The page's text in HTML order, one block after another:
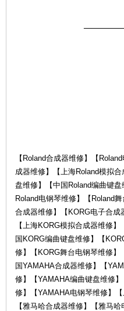
【Roland合成器维修】【
成器维修】【上海Roland模拟
盘维修】【中国Roland编曲键
Roland电钢琴维修】【Roland
合成器维修】【KORG电子合
【上海KORG模拟合成器维修
国KORG编曲键盘维修】【
修】【KORG舞台电钢琴维修
国YAMAHA合成器维修】【
修】【YAMAHA编曲键盘维修
修】【YAMAHA电钢琴维修】
【雅马哈合成器维修】【雅马